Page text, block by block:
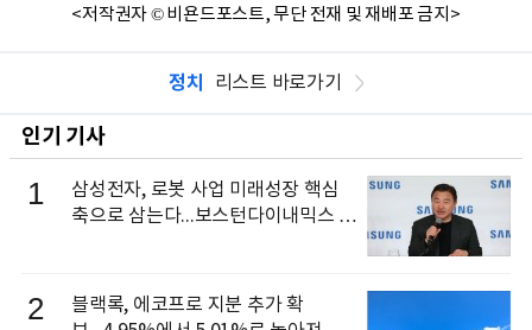
<저작권자 © 비욘드포스트, 무단 전재 및 재배포 금지>
정치 리스트 바로가기
인기 기사
1
삼성전자, 로봇 사업 미래성장 핵심
축으로 삼는다...보스턴다이내믹스 출
2
블랙록, 에코프로 지분 추가 확